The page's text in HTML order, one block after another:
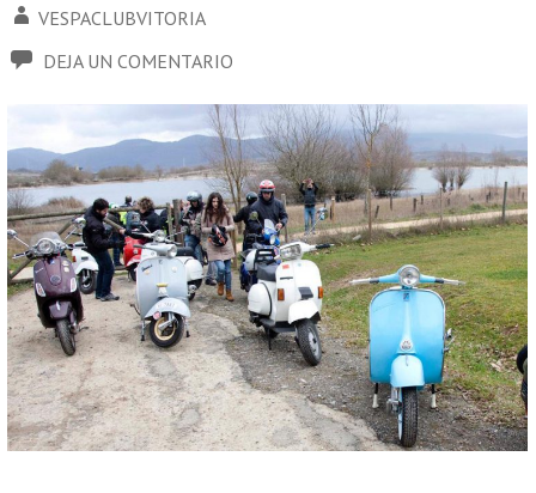
VESPACLUBVITORIA
DEJA UN COMENTARIO